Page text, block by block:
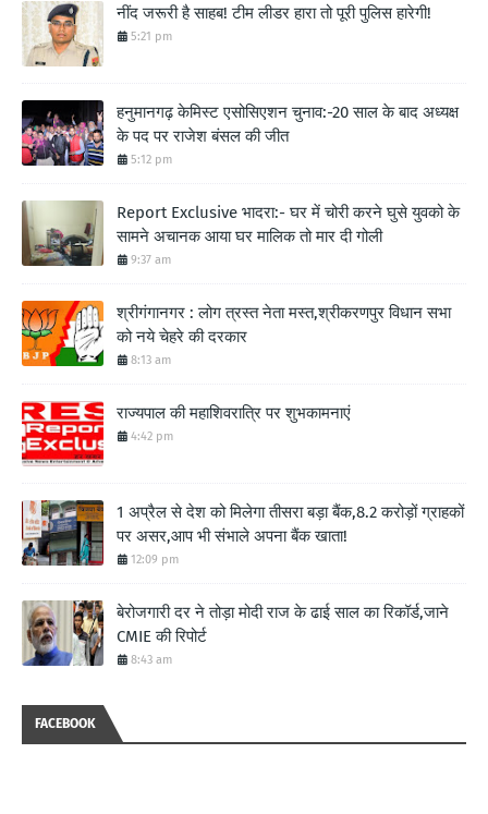
नींद जरूरी है साहब! टीम लीडर हारा तो पूरी पुलिस हारेगी!
5:21 pm
हनुमानगढ़ केमिस्ट एसोसिएशन चुनाव:-20 साल के बाद अध्यक्ष
के पद पर राजेश बंसल की जीत
5:12 pm
Report Exclusive भादरा:- घर में चोरी करने घुसे युवको के
सामने अचानक आया घर मालिक तो मार दी गोली
9:37 am
श्रीगंगानगर : लोग त्रस्त नेता मस्त,श्रीकरणपुर विधान सभा
को नये चेहरे की दरकार
8:13 am
राज्यपाल की महाशिवरात्रि पर शुभकामनाएं
4:42 pm
1 अप्रैल से देश को मिलेगा तीसरा बड़ा बैंक,8.2 करोड़ों ग्राहकों
पर असर,आप भी संभाले अपना बैंक खाता!
12:09 pm
बेरोजगारी दर ने तोड़ा मोदी राज के ढाई साल का रिकॉर्ड,जाने
CMIE की रिपोर्ट
8:43 am
FACEBOOK